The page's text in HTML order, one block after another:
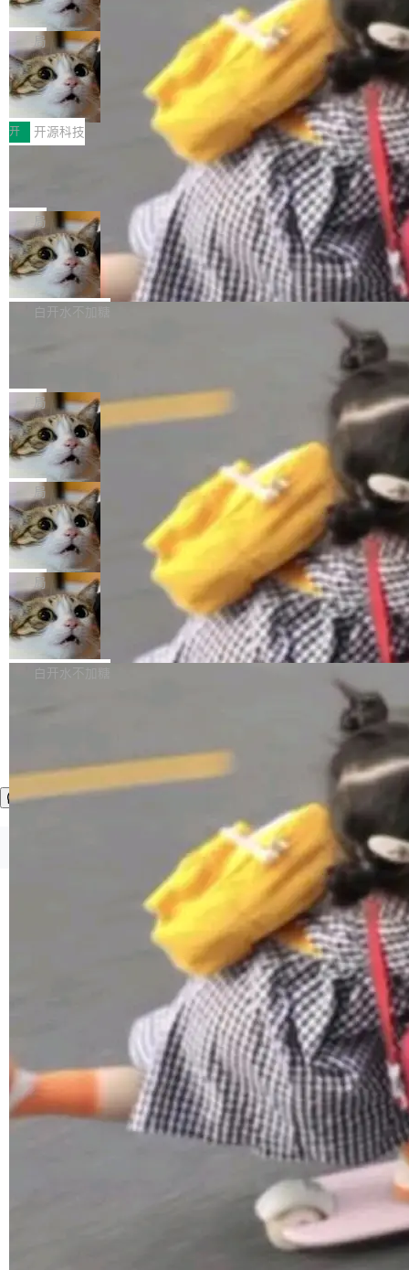
（<a href="https://bugzilla.mozilla.org/show_
bug.cgi?id=204...
orkers 跑了十年 Isolate。用 CEO Matthew Pri
nce 的话说：「我们一生都在用 Isolate 运行代
码，而 AI Agent 不需要容器，它们需要的是 Iso
late。」 容器为什么不合适 容器的问题在于启动
和销毁都太重了。一个 Agent 要执行的任务可能
只需要几毫秒的 CPU 时间，但容器从冷启动到
就绪要花数秒。如果未来有十...
诉讼，称“Apple is getting this wron
g”
上个月，苹果一纸诉状把 OpenAI 告上法庭，指
控其挖角苹果前员工并窃取商业秘密。苹果的诉
状把 OpenAI 描述成一个系统性地从前东家挖
人、套取机密信息的对手。 OpenAI 没发律师
函，也没选择庭外沉默。它在官网贴了一篇博
文，标题只有六个字：Apple is getting this wro
ng。 然后，它把邮件往来和 iMessage 聊天记
录全贴了出来。 他发错人了 苹果外部律师 Gabr
iel Gross 来自 Weil 律所，2 月 23 日下午 5:53
给 OpenAI 总法律顾问 Che Chang 发了封邮
件，附了一封长信，要求 OpenAI 配合调查前苹
果员工带走机密信...
局
HUAWEI MatePad Edge上架WorkBu
ddy鸿蒙PC版，说话就能干活的AI办公
搭子
全能AI工作台WorkBuddy鸿蒙PC版上架HUAWE
I MatePad Edge应用市场，直接下载即可使
用，与鸿蒙电脑上的体验一致。值得一提的是，
这是目前市面上唯一支持平板接入WorkBuddy P
C版的产品，搭载“人机双写”重磅功能——你写
你的，AI写AI的，同屏协作互不干扰。一句话让
AI帮你干活，现在开启全新体验！ 温馨提示：
体验WorkBuddy鸿蒙PC版前，请将 HUAWEI M
atePad Edge 升级至 HarmonyOS 6.1.0.135S
P9 patch03及以上版本。 *升级路径：设置 > 搜
开 开源科技
FFmpeg 9.0 发布：代号“Lei”，以此纪
全球知名开源多媒体框架 FFmpeg 今天正式发
布了 9.0 版本。这个版本除了带来新一代音视频
处理能力和硬件加速支持之外，还有一个特殊之
处：FFmpeg 9.0 的代号是“Lei”。 这个名字，
来自中国开发者雷霄骅（Lei Xiaohua）。 对于
很多中国音视频开发者而言，这个名字并不陌
“启蒙老师”。 而今年，恰好是雷霄骅离世十周
年。FFmpeg 社区最终选择用一个大版本的名
字，留下了这份纪念。 雷霄骅曾是中国传媒大学
数字电视技术方向的博士生，长期从事视频、音
频技...
局
亚马逊成本失控：AI 写代码烧掉 1215
万元，超预算 860%
外媒近日曝光了亚马逊的多份内部报告显示，AI
导致公司在多个项目上超支。《金融时报》报道
编写程序，目标是完成电商平台作者信息与商品
列表的数据匹配 —— 一项常规的数据处理任
务，最终却产生了 180 万美元的账单，实际支出
超出原定预算 860%。 更令人意外的是，该项目
最终并未成功落地，而高额算力消耗持续运行长
达 5 个月，公司直到财务对账时才察觉异常。这
意味着一个无人看管的 AI 程序，在近半年时间
里日夜不停地"烧钱"。 复盘显示，...
白开水不加糖
e CEO Clément Delangue 在 CNBC 的采访里
没有拐弯抹角。他说中国正在赢得 AI 竞赛，而
且按目前的速度，中国 AI 工具预计在今年底或
2027 年就能追上美国前沿实验室的水平。 Dela
ngue 把原因归结为一件事：开放协作。中国的
AI 开发者在一个共享和协作的生态里加速迭代，
而美国模型厂商在"闭门造车"。他的原话是 "buil
ding in silos"——各自为战，互不通气。 这个判
断从他嘴里说出来分量不同。Hugging Face 是
全球最大的开源 AI 平台，上面跑着上百万个模
型。谁在开源赛道上领先，...
局
当 AI agent 把源码变成了最好的扩展系
统，开发者工具必须开源
五年前，David Crawshaw 问过很多软件工程师
一个问题：你写过什么给自己用的程序？答案几
乎都是没有。工程师们整天用别人写的程序写程
序给别人用。偶尔有人自己写个博客系统、智能
家居控制、家庭实验室，都算稀奇事。 Crawsh
aw 是 Shelley 的作者，一个开源 AI coding age
nt。他最近在博客上写了一篇文章，核心论点很
简单：开发者工具必须开源。 理由不是传统的自
由软件情怀，而是一个跟 AI agent 直接相关的
技术判断。 两行 prompt 就能个性化任何软件 C
局
DeepSeek Harness 宣布内测邀请，全
网最大规模开源 Agent 路演现场诞生
一条内测招募帖，发出去的时候大概没人想到它
会变成一场开源 Agent 生态的路演。 8月1日，
DeepSeek Harness 团队负责人崔添翼（tiany
i）在 X 上发帖： 「如果你是 Agent Harness 相
关开源项目的开发者，希望参加 DeepSeek Har
ness 的内测，可以回复或私信联系我。请附上
Harness 负责把能力落到真实环境中——调用工
具、读写文件、管理上下文、处理错误、完成闭
环。崔添翼招人的标...
局
商汤 SenseNova U1.5-Lite-Preview
开源
商汤科技宣布面向社区开源轻量级统一多模态模
型的预览版本 SenseNova U1.5-Lite-Preview。
理解、推理、生成与编辑，还仅以 8B-MoT 的轻
量大小，将能力推进到4K、更精细的真实质感、
更复杂的视觉控制和可持续迭代编辑。 相比 U
1，U1.5-Lite-Preview 在以下方向上带来了显著
提升： 原生支持4K图像生成； 更精细的局部纹
理、细节与真实世界质感； 更准确的中英文文字
生成与复杂版式组织； 更稳定的图...
白开水不加糖
©OSCHINA(OSChina.NET) 京ICP备2025119063号